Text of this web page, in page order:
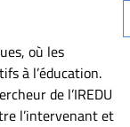
où les
à l’éducation.
de l’IREDU
l’intervenant et